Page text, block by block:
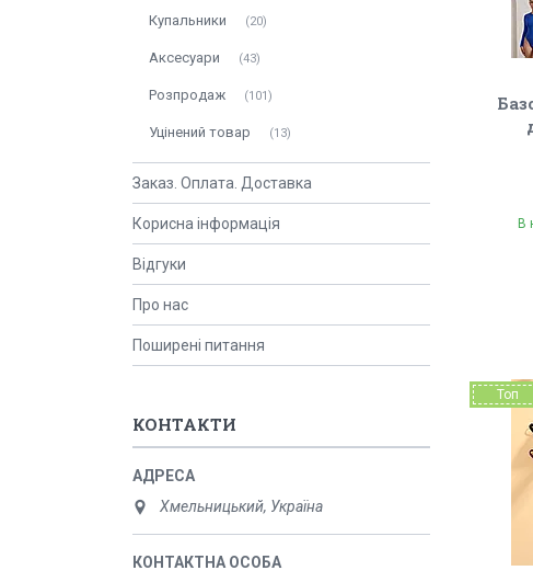
В
Топ
Купальники 20
Аксесуари 43
Розпродаж 101
Уцінений товар 13
Заказ. Оплата. Доставка
Корисна інформація
Відгуки
Про нас
Поширені питання
КОНТАКТИ
Хмельницький, Україна